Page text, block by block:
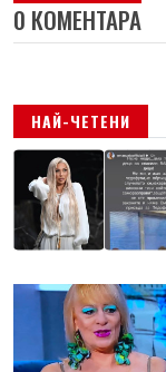
0 КОМЕНТАРА
НАЙ-ЧЕТЕНИ